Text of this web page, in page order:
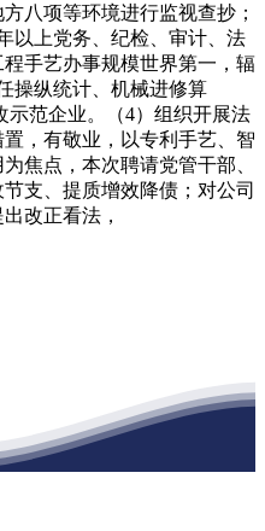
八项等环境进行监视查抄；
以上党务、纪检、审计、法
手艺办事规模世界第一，辐
操纵统计、机械进修算
示范企业。（4）组织开展法
，有敬业，以专利手艺、智
焦点，本次聘请党管干部、
支、提质增效降债；对公司
改正看法，